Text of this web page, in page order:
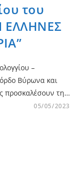
του
ΕΛΛΗΝΕΣ
–
Βύρωνα και
προσκαλέσουν τη…
05/05/2023